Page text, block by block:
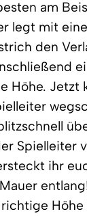
am
legt mit
den
Höhe. Jetzt
Spielleiter
ihr
Höhe